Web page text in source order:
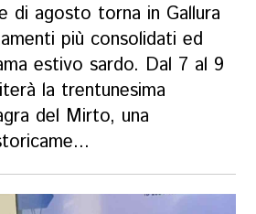
di agosto torna in Gallura
più consolidati ed
estivo sardo. Dal 7 al 9
la trentunesima
del Mirto, una